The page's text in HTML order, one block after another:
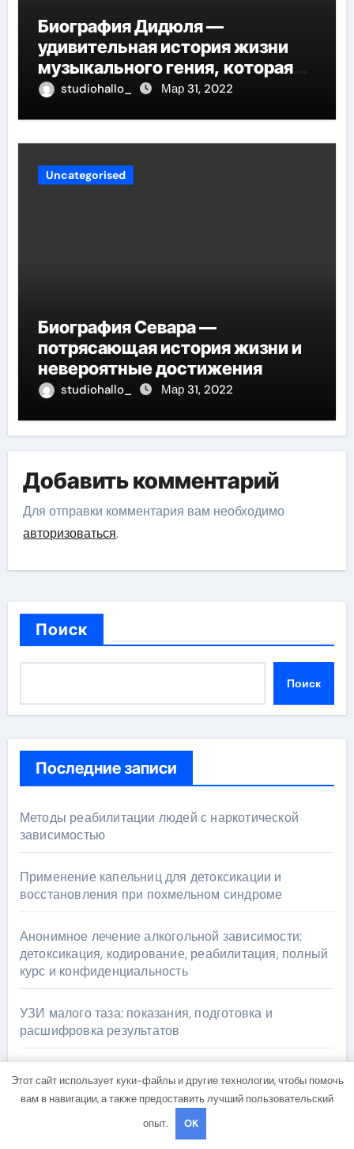
Биография Дидюля —
удивительная история жизни
музыкального гения, которая
проникнет в самые глубины
studiohallo_ Мар 31, 2022
Uncategorised
Биография Севара —
потрясающая история жизни и
невероятные достижения
studiohallo_ Мар 31, 2022
Добавить комментарий
Для отправки комментария вам необходимо
авторизоваться.
Поиск
Поиск
Последние записи
Методы реабилитации людей с наркотической
зависимостью
Применение капельниц для детоксикации и
восстановления при похмельном синдроме
Анонимное лечение алкогольной зависимости:
детоксикация, кодирование, реабилитация, полный
курс и конфиденциальность
УЗИ малого таза: показания, подготовка и
расшифровка результатов
Реабилитация наркозависимых: обзор услуг и
стартовых цен от 25000 ₽
Этот сайт использует куки-файлы и другие технологии, чтобы помочь
вам в навигации, а также предоставить лучший пользовательский
опыт.
OK